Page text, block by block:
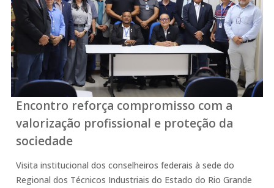
Encontro reforça compromisso com a
valorização profissional e proteção da
sociedade
Visita institucional dos conselheiros federais à sede do
Regional dos Técnicos Industriais do Estado do Rio Grande